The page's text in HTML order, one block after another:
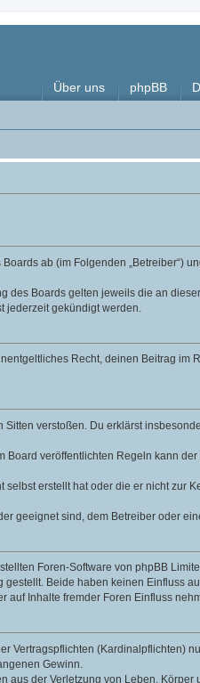
Über uns phpBB
ab (im Folgenden „Betreiber“)
des Boards gelten jeweils die an
jederzeit gekündigt werden.
Recht, deinen Beitrag im
verstoßen. Du erklärst
veröffentlichten Regeln kann
erstellt hat oder die er nicht zur
geeignet sind, dem Betreiber oder
Foren-Software von phpBB
Beide haben keinen Einfluss
auf Inhalte fremder Foren Einfluss
Vertragspflichten (Kardinalpflichten)
Gewinn.
der Verletzung von Leben, Körper